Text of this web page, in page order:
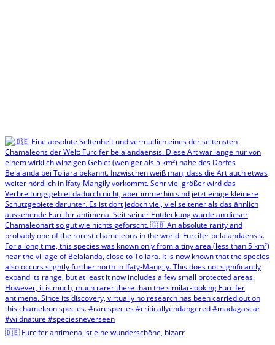
🇩🇪 Furcifer antimena ist eine wunderschöne, bizarr